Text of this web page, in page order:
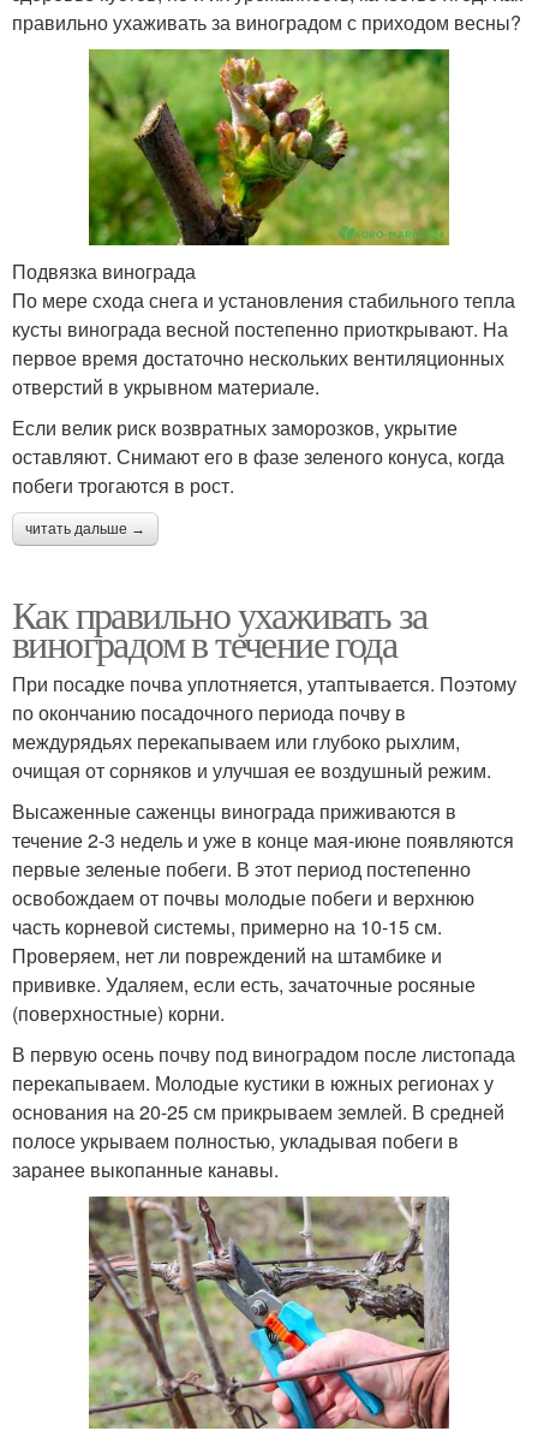
правильно ухаживать за виноградом с приходом весны?
Подвязка винограда
По мере схода снега и установления стабильного тепла
кусты винограда весной постепенно приоткрывают. На
первое время достаточно нескольких вентиляционных
отверстий в укрывном материале.
Если велик риск возвратных заморозков, укрытие
оставляют. Снимают его в фазе зеленого конуса, когда
побеги трогаются в рост.
читать дальше →
Как правильно ухаживать за
виноградом в течение года
При посадке почва уплотняется, утаптывается. Поэтому
по окончанию посадочного периода почву в
междурядьях перекапываем или глубоко рыхлим,
очищая от сорняков и улучшая ее воздушный режим.
Высаженные саженцы винограда приживаются в
течение 2-3 недель и уже в конце мая-июне появляются
первые зеленые побеги. В этот период постепенно
освобождаем от почвы молодые побеги и верхнюю
часть корневой системы, примерно на 10-15 см.
Проверяем, нет ли повреждений на штамбике и
прививке. Удаляем, если есть, зачаточные росяные
(поверхностные) корни.
В первую осень почву под виноградом после листопада
перекапываем. Молодые кустики в южных регионах у
основания на 20-25 см прикрываем землей. В средней
полосе укрываем полностью, укладывая побеги в
заранее выкопанные канавы.